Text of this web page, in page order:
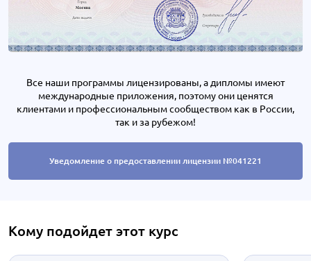
Все наши программы лицензированы, а дипломы имеют
международные приложения, поэтому они ценятся
клиентами и профессиональным сообществом как в России,
так и за рубежом!
Уведомление о предоставлении лицензии №041221
Кому подойдет этот курс